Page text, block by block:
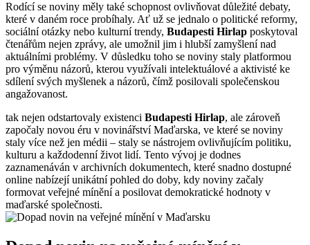
Rodící se noviny měly také schopnost ovlivňovat důležité debaty,
které v daném roce probíhaly. Ať už se jednalo o politické reformy,
sociální otázky nebo kulturní trendy, Budapesti Hirlap poskytoval
čtenářům nejen zprávy, ale umožnil jim i hlubší zamyšlení nad
aktuálními problémy. V důsledku toho se noviny staly platformou
pro výměnu názorů, kterou využívali intelektuálové a aktivisté ke
sdílení svých myšlenek a názorů, čímž posilovali společenskou
angažovanost.
tak nejen odstartovaly existenci Budapesti Hirlap, ale zároveň
započaly novou éru v novinářství Maďarska, ve které se noviny
staly více než jen médii – staly se nástrojem ovlivňujícím politiku,
kulturu a každodenní život lidí. Tento vývoj je dodnes
zaznamenáván v archivních dokumentech, které snadno dostupné
online nabízejí unikátní pohled do doby, kdy noviny začaly
formovat veřejné mínění a posilovat demokratické hodnoty v
maďarské společnosti.